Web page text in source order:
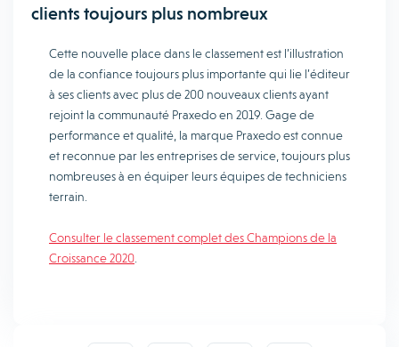
clients toujours plus nombreux
Cette nouvelle place dans le classement est l’illustration
de la confiance toujours plus importante qui lie l’éditeur
à ses clients avec plus de 200 nouveaux clients ayant
rejoint la communauté Praxedo en 2019. Gage de
performance et qualité, la marque Praxedo est connue
et reconnue par les entreprises de service, toujours plus
nombreuses à en équiper leurs équipes de techniciens
terrain.
Consulter le classement complet des Champions de la
Croissance 2020